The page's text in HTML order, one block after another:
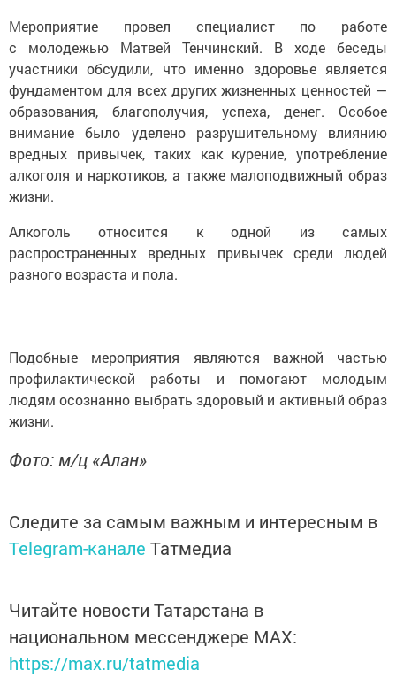
Мероприятие провел специалист по работе
с молодежью Матвей Тенчинский. В ходе беседы
участники обсудили, что именно здоровье является
фундаментом для всех других жизненных ценностей —
образования, благополучия, успеха, денег. Особое
внимание было уделено разрушительному влиянию
вредных привычек, таких как курение, употребление
алкоголя и наркотиков, а также малоподвижный образ
жизни.
Алкоголь относится к одной из самых
распространенных вредных привычек среди людей
разного возраста и пола.
Подобные мероприятия являются важной частью
профилактической работы и помогают молодым
людям осознанно выбрать здоровый и активный образ
жизни.
Фото: м/ц «Алан»
Следите за самым важным и интересным в
Telegram-канале Татмедиа
Читайте новости Татарстана в
национальном мессенджере MАХ:
https://max.ru/tatmedia